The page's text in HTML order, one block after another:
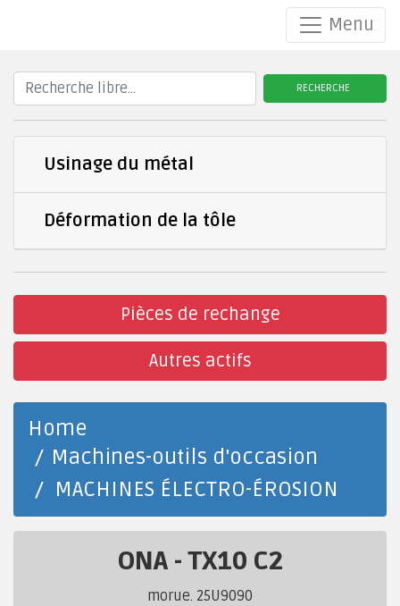
Menu
RECHERCHE
Usinage du métal
Déformation de la tôle
Pièces de rechange
Autres actifs
Home
Machines-outils d'occasion
MACHINES ÉLECTRO-ÉROSION
ONA -TX10 C2
morue. 25U9090